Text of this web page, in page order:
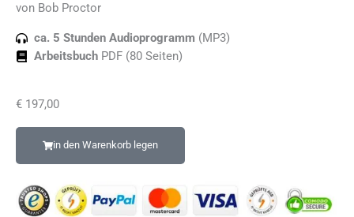
von Bob Proctor
ca. 5 Stunden Audioprogramm (MP3)
Arbeitsbuch PDF (80 Seiten)
€ 197,00
in den Warenkorb legen